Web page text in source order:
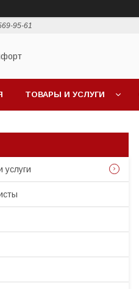
95-61
ТОВАРЫ И УСЛУГИ
услуги